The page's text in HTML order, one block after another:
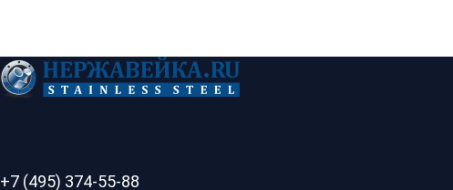
+7 (495) 374-55-88